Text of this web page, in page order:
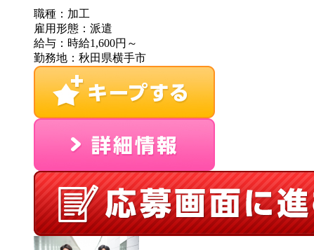
職種：加工
雇用形態：派遣
給与：時給1,600円～
勤務地：秋田県横手市